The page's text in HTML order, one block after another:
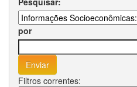
por
Filtros correntes: